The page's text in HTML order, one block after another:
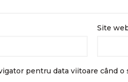
Site
pentru data viitoare când o